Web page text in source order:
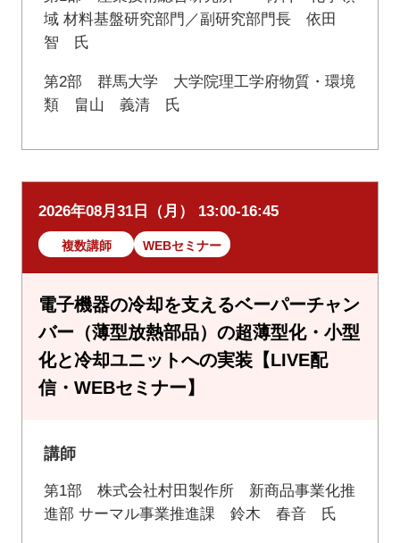
域 材料基盤研究部門／副研究部門長 依田
智 氏
第2部 群馬大学 大学院理工学府物質・環境
類 畠山 義清 氏
2026年08月31日（月） 13:00-16:45
複数講師 WEBセミナー
電子機器の冷却を支えるベーパーチャン
バー（薄型放熱部品）の超薄型化・小型
化と冷却ユニットへの実装【LIVE配
信・WEBセミナー】
講師
第1部 株式会社村田製作所 新商品事業化推
進部 サーマル事業推進課 鈴木 春音 氏